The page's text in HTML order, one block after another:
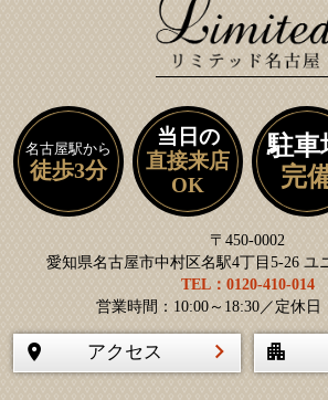
名古屋駅から
徒歩3分
当日の
直接来店
OK
駐車
完
〒450-0002
愛知県名古屋市中村区名駅4丁目5-26 ユ
TEL：0120-410-014
営業時間：10:00～18:30／定休日
アクセス